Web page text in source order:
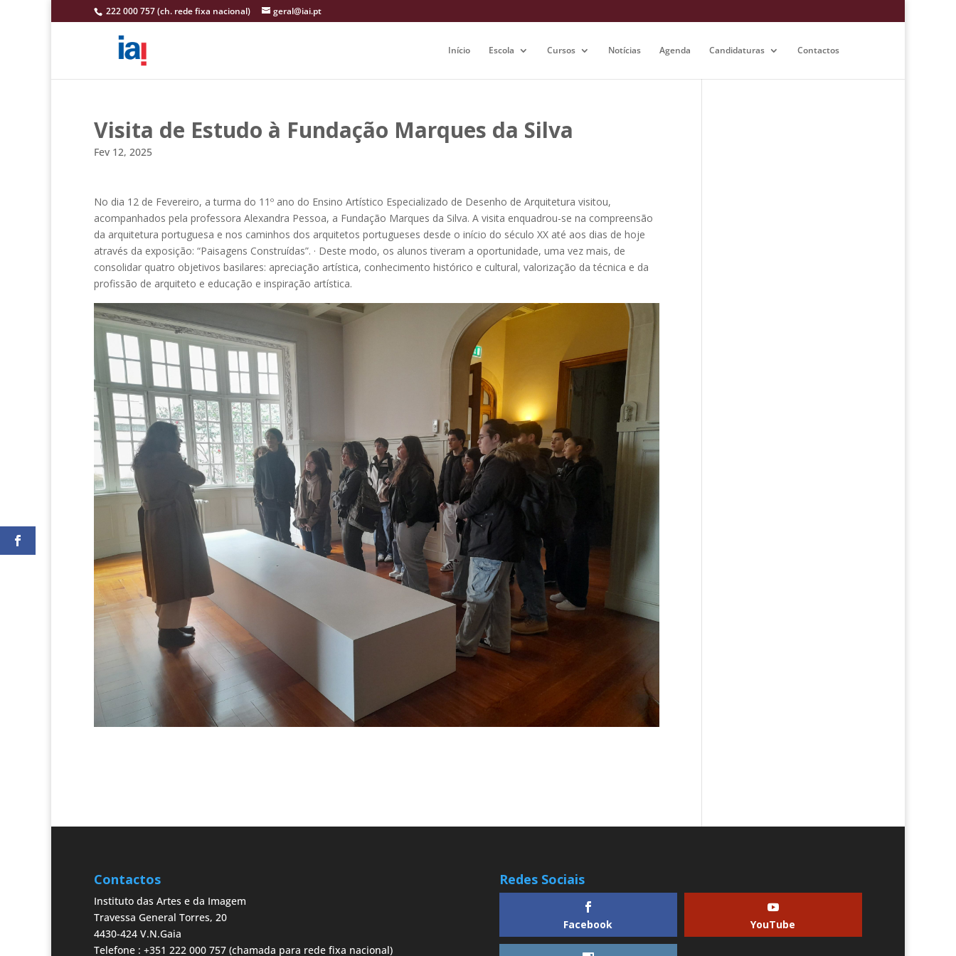
222 000 757 (ch. rede fixa nacional) geral@iai.pt
Início Escola Cursos Notícias Agenda Candidaturas Contactos
Visita de Estudo à Fundação Marques da Silva
Fev 12, 2025
No dia 12 de Fevereiro, a turma do 11º ano do Ensino Artístico Especializado de Desenho de Arquitetura visitou,
acompanhados pela professora Alexandra Pessoa, a Fundação Marques da Silva. A visita enquadrou-se na compreensão
da arquitetura portuguesa e nos caminhos dos arquitetos portugueses desde o início do século XX até aos dias de hoje
através da exposição: “Paisagens Construídas”. · Deste modo, os alunos tiveram a oportunidade, uma vez mais, de
consolidar quatro objetivos basilares: apreciação artística, conhecimento histórico e cultural, valorização da técnica e da
profissão de arquiteto e educação e inspiração artística.
Contactos
Instituto das Artes e da Imagem
Travessa General Torres, 20
4430-424 V.N.Gaia
Telefone : +351 222 000 757 (chamada para rede fixa nacional)
Redes Sociais
Facebook YouTube